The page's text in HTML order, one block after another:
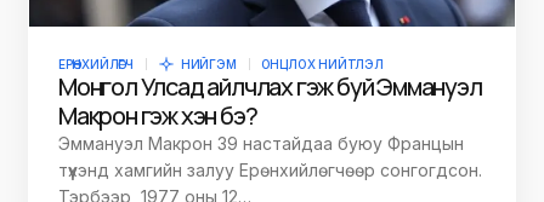
ЕРӨНХИЙЛӨГЧ НИЙГЭМ ОНЦЛОХ НИЙТЛЭЛ
Монгол Улсад айлчлах гэж буй Эммануэл
Макрон гэж хэн бэ?
Эммануэл Макрон 39 настайдаа буюу Францын
түүхэнд хамгийн залуу Ерөнхийлөгчөөр сонгогдсон.
Тэрбээр 1977 оны 12…